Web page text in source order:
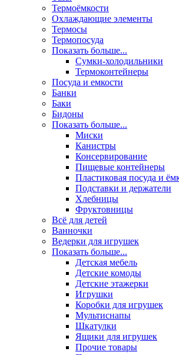
Термоёмкости
Охлаждающие элементы
Термосы
Термопосуда
Показать больше...
Сумки-холодильники
Термоконтейнеры
Посуда и емкости
Банки
Баки
Бидоны
Показать больше...
Миски
Канистры
Консервирование
Пищевые контейнеры
Пластиковая посуда и
Подставки и держатели
Хлебницы
Фруктовницы
Всё для детей
Ванночки
Ведерки для игрушек
Показать больше...
Детская мебель
Детские комоды
Детские этажерки
Игрушки
Коробки для игрушек
Мультиснапы
Шкатулки
Ящики для игрушек
Прочие товары